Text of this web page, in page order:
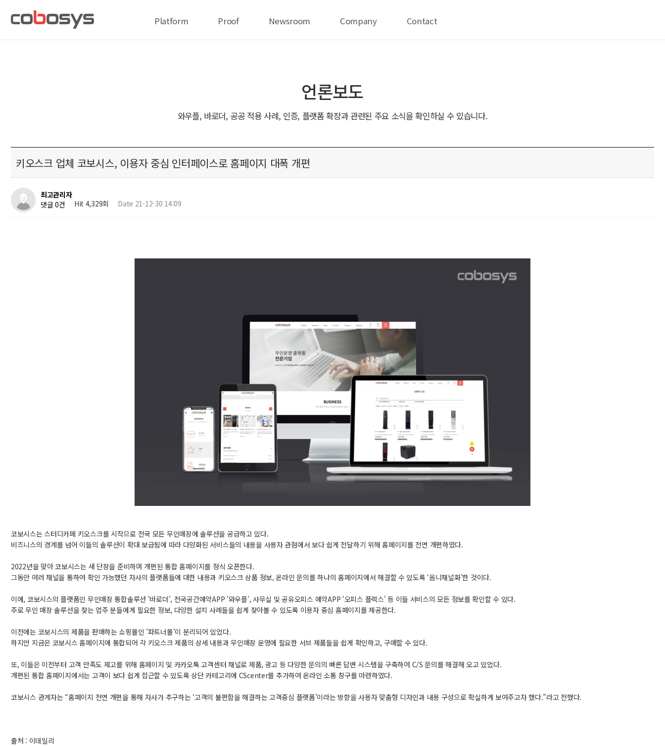
Platform Proof Newsroom Company Contact
언론보도
와우플, 바로더, 공공 적용 사례, 인증, 플랫폼 확장과 관련된 주요 소식을 확인하실 수 있습니다.
키오스크 업체 코보시스, 이용자 중심 인터페이스로 홈페이지 대폭 개편
최고관리자
댓글 0건
Hit 4,329회 Date 21-12-30 14:09
코보시스는 스터디카페 키오스크를 시작으로 전국 모든 무인매장에 솔루션을 공급하고 있다.
비즈니스의 경계를 넘어 이들의 솔루션이 확대 보급됨에 따라 다양화된 서비스들의 내용을 사용자 관점에서 보다 쉽게 전달하기 위해 홈페이지를 전면 개편하였다.
2022년을 맞아 코보시스는 새 단장을 준비하며 개편된 통합 홈페이지를 정식 오픈한다.
그동안 여러 채널을 통하여 확인 가능했던 자사의 플랫폼들에 대한 내용과 키오스크 상품 정보, 온라인 문의를 하나의 홈페이지에서 해결할 수 있도록 ‘옴니채널화’한 것이다.
이에, 코보시스의 플랫폼인 무인매장 통합솔루션 '바로더', 전국공간예약APP '와우플', 사무실 및 공유오피스 예약APP '오피스 플렉스' 등 이들 서비스의 모든 정보를 확인할 수 있다.
주로 무인 매장 솔루션을 찾는 업주 분들에게 필요한 정보, 다양한 설치 사례들을 쉽게 찾아볼 수 있도록 이용자 중심 홈페이지를 제공한다.
이전에는 코보시스의 제품을 판매하는 쇼핑몰인 '파트너몰'이 분리되어 있었다.
하지만 지금은 코보시스 홈페이지에 통합되어 각 키오스크 제품의 상세 내용과 무인매장 운영에 필요한 서브 제품들을 쉽게 확인하고, 구매할 수 있다.
또, 이들은 이전부터 고객 만족도 제고를 위해 홈페이지 및 카카오톡 고객센터 채널로 제품, 광고 등 다양한 문의의 빠른 답변 시스템을 구축하여 C/S 문의를 해결해 오고 있었다.
개편된 통합 홈페이지에서는 고객이 보다 쉽게 접근할 수 있도록 상단 카테고리에 CScenter를 추가하여 온라인 소통 창구를 마련하였다.
코보시스 관계자는 “홈페이지 전면 개편을 통해 자사가 추구하는 ‘고객의 불편함을 해결하는 고객중심 플랫폼’이라는 방향을 사용자 맞춤형 디자인과 내용 구성으로 확실하게 보여주고자 했다.”라고 전했다.
출처 : 이데일리